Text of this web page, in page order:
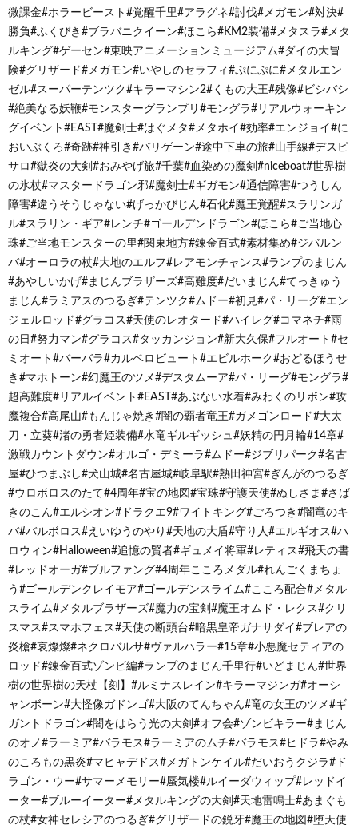
微課金#ホラービースト#覚醒千里#アラグネ#討伐#メガモン#対決#
勝負#ふくびき#ブラバニクイーン#ほこら#KM2装備#メタスラ#メタ
ルキング#ゲーセン#東映アニメーションミュージアム#ダイの大冒
険#グリザード#メガモン#いやしのセラフィ#ぷにぷに#メタルエン
ゼル#スーパーテンツク#キラーマシン2#くもの大王#残像#ビシバシ
#絶美なる妖鞭#モンスターグランプリ#モングラ#リアルウォーキン
グイベント#EAST#魔剣士#はぐメタ#メタホイ#効率#エンジョイ#に
おいぶくろ#奇跡#神引き#バリゲーン#途中下車の旅#山手線#デスピ
サロ#獄炎の大剣#おみやげ旅#千葉#血染めの魔剣#niceboat#世界樹
の氷杖#マスタードラゴン邪#魔剣士#ギガモン#通信障害#つうしん
障害#違うそうじゃない#げっかびじん#石化#魔王覚醒#スラリンガ
ル#スラリン・ギア#レンチ#ゴールデンドラゴン#ほこら#ご当地心
珠#ご当地モンスターの里#関東地方#錬金百式#素材集め#ジバルン
バ#オーロラの杖#大地のエルフ#レアモンチャンス#ランプのまじん
#あやしいかげ#まじんブラザーズ#高難度#だいまじん#てっきゅう
まじん#ラミアスのつるぎ#テンツク#ムドー#初見#パ・リーグ#エン
ジェルロッド#グラコス#天使のレオタード#ハイレグ#コマネチ#雨
の日#努力マン#グラコス#タッカンジョン#新大久保#フルオート#セ
ミオート#バーバラ#カルベロビュート#エビルホーク#おどるほうせ
き#マホトーン#幻魔王のツメ#デスタムーア#パ・リーグ#モングラ#
超高難度#リアルイベント#EAST#あぶない水着#みわくのリボン#攻
魔複合#高尾山#もんじゃ焼き#闇の覇者竜王#ガメゴンロード#大太
刀・立葵#渚の勇者姫装備#水竜ギルギッシュ#妖精の円月輪#14章#
激戦カウントダウン#オルゴ・デミーラ#ムドー#ジブリパーク#名古
屋#ひつまぶし#犬山城#名古屋城#岐阜駅#熱田神宮#ぎんがのつるぎ
#ウロボロスのたて#4周年#宝の地図#宝珠#守護天使#ぬしさま#さば
きのこん#エルシオン#ドラクエ9#ワイトキング#ごろつき#闇竜のキ
バ#バルボロス#えいゆうのやり#天地の大盾#守り人#エルギオス#ハ
ロウィン#Halloween#追憶の賢者#ギュメイ将軍#レティス#飛天の書
#レッドオーガ#ブルファング#4周年こころメダル#れんごくまちょ
う#ゴールデンクレイモア#ゴールデンスライム#こころ配合#メタル
スライム#メタルブラザーズ#魔力の宝剣#魔王オムド・レクス#クリ
スマス#スマホフェス#天使の断頭台#暗黒皇帝ガナサダイ#ブレアの
炎槍#哀燦燦#ネクロバルサ#ヴァルハラー#15章#小悪魔セティアの
ロッド#錬金百式ゾンビ編#ランプのまじん千里行#いどまじん#世界
樹の世界樹の天杖【刻】#ルミナスレイン#キラーマジンガ#オーシ
ャンボーン#大怪像ガドンゴ#大阪のてんちゃん#竜の女王のツメ#ギ
ガントドラゴン#闇をはらう光の大剣#オフ会#ゾンビキラー#まじん
のオノ#ラーミア#バラモス#ラーミアのムチ#バラモス#ヒドラ#やみ
のころもの黒炎#マヒャデドス#メガトンケイル#だいおうクジラ#ド
ラゴン・ウー#サマーメモリー#蜃気楼#ルイーダウィップ#レッドイ
ーター#ブルーイーター#メタルキングの大剣#天地雷鳴士#あまぐも
の杖#女神セレシアのつるぎ#グリザードの鋭牙#魔王の地図#堕天使